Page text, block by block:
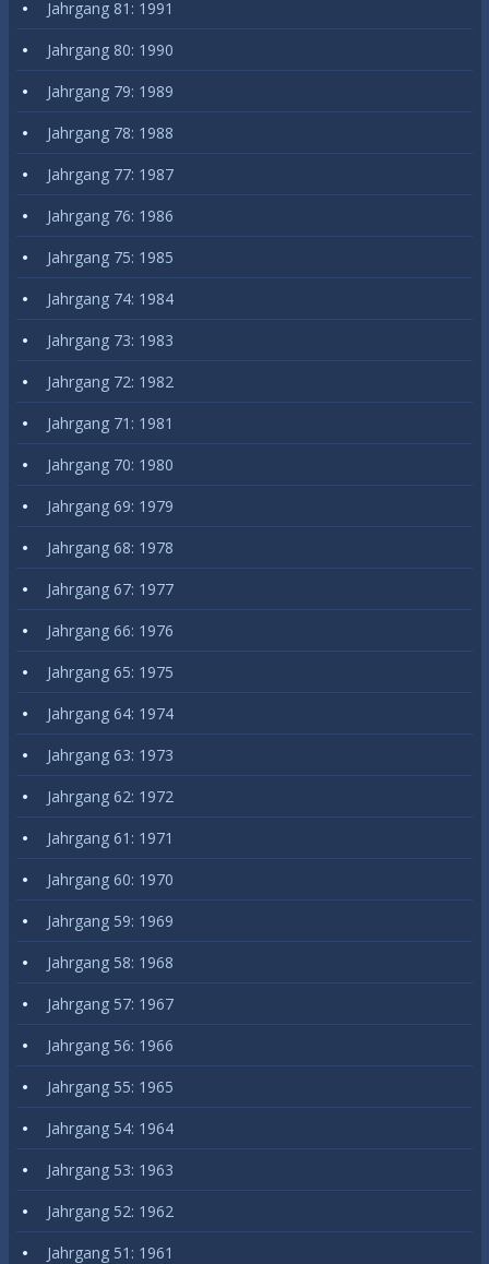
Jahrgang 81: 1991
Jahrgang 80: 1990
Jahrgang 79: 1989
Jahrgang 78: 1988
Jahrgang 77: 1987
Jahrgang 76: 1986
Jahrgang 75: 1985
Jahrgang 74: 1984
Jahrgang 73: 1983
Jahrgang 72: 1982
Jahrgang 71: 1981
Jahrgang 70: 1980
Jahrgang 69: 1979
Jahrgang 68: 1978
Jahrgang 67: 1977
Jahrgang 66: 1976
Jahrgang 65: 1975
Jahrgang 64: 1974
Jahrgang 63: 1973
Jahrgang 62: 1972
Jahrgang 61: 1971
Jahrgang 60: 1970
Jahrgang 59: 1969
Jahrgang 58: 1968
Jahrgang 57: 1967
Jahrgang 56: 1966
Jahrgang 55: 1965
Jahrgang 54: 1964
Jahrgang 53: 1963
Jahrgang 52: 1962
Jahrgang 51: 1961